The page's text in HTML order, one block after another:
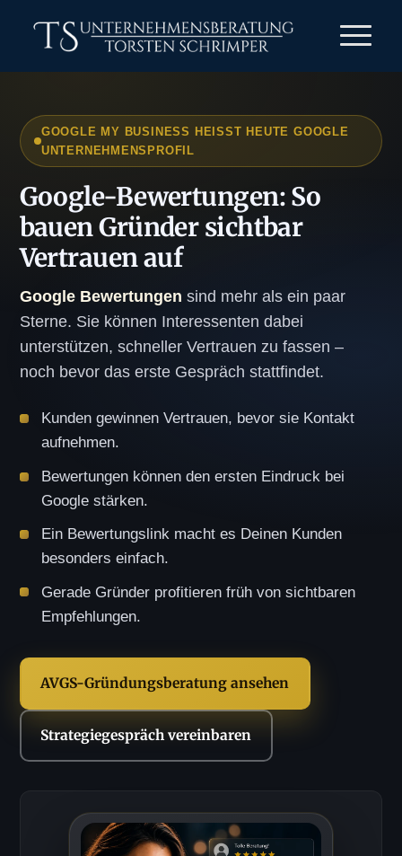
GOOGLE MY BUSINESS HEISST HEUTE GOOGLE U
NTERNEHMENSPROFIL
Google-Bewertungen: So
bauen Gründer sichtbar
Vertrauen auf
Google Bewertungen sind mehr als ein paar
Sterne. Sie können Interessenten dabei
unterstützen, schneller Vertrauen zu fassen –
noch bevor das erste Gespräch stattfindet.
Kunden gewinnen Vertrauen, bevor sie Kontakt
aufnehmen.
Bewertungen können den ersten Eindruck bei
Google stärken.
Ein Bewertungslink macht es Deinen Kunden
besonders einfach.
Gerade Gründer profitieren früh von sichtbaren
Empfehlungen.
AVGS-Gründungsberatung ansehen
Strategiegespräch vereinbaren